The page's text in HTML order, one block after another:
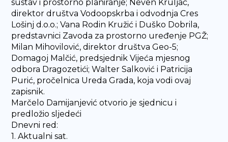
sustav i prostorno planiranje; Neven Kruljac,
direktor društva Vodoopskrba i odvodnja Cres
Lošinj d.o.o.; Vana Rodin Kružić i Duško Dobrila,
predstavnici Zavoda za prostorno uređenje PGŽ;
Milan Mihovilović, direktor društva Geo-5;
Domagoj Malčić, predsjednik Vijeća mjesnog
odbora Dragozetići; Walter Salković i Patricija
Purić, pročelnica Ureda Grada, koja vodi ovaj
zapisnik.
Marčelo Damijanjević otvorio je sjednicu i
predložio sljedeći
Dnevni red:
1. Aktualni sat.